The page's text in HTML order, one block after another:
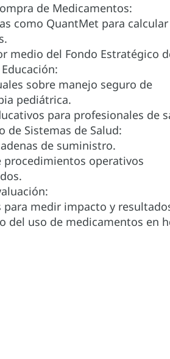
de Medicamentos:
como QuantMet para calcular
medio del Fondo Estratégico
sobre manejo seguro de
pediátrica.
para profesionales de
de Sistemas de Salud:
de suministro.
procedimientos operativos
para medir impacto y
del uso de medicamentos en